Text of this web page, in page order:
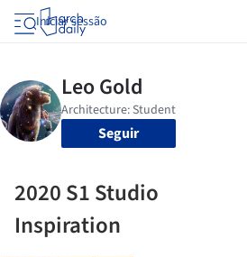
Iniciar sessão
Seguir
2020 S1 Studio
Inspiration